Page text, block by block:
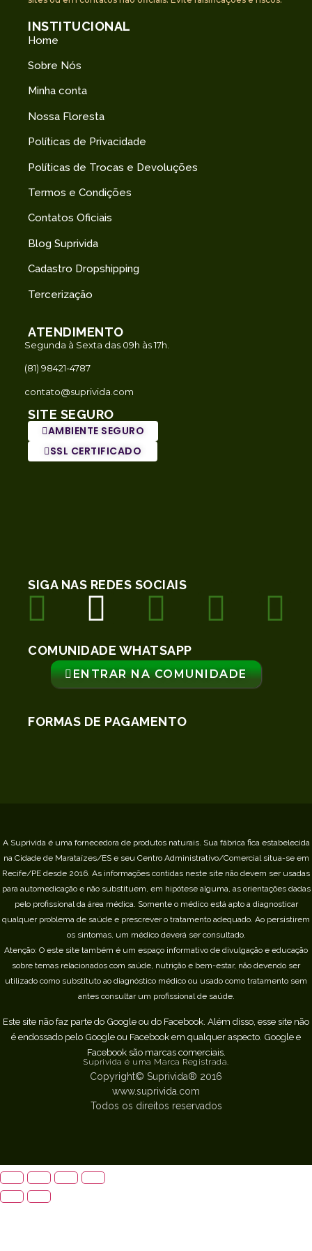
INSTITUCIONAL
Home
Sobre Nós
Minha conta
Nossa Floresta
Políticas de Privacidade
Políticas de Trocas e Devoluções
Termos e Condições
Contatos Oficiais
Blog Suprivida
Cadastro Dropshipping
Tercerização
ATENDIMENTO
Segunda à Sexta das 09h às 17h.
(81) 98421-4787
contato@suprivida.com
SITE SEGURO
AMBIENTE SEGURO
SSL CERTIFICADO
SIGA NAS REDES SOCIAIS
COMUNIDADE WHATSAPP
ENTRAR NA COMUNIDADE
FORMAS DE PAGAMENTO
A Suprivida é uma fornecedora de produtos naturais. Sua fábrica fica estabelecida
na Cidade de Marataízes/ES e seu Centro Administrativo/Comercial situa-se em
Recife/PE desde 2016. As informações contidas neste site não devem ser usadas
para automedicação e não substituem, em hipótese alguma, as orientações dadas
pelo profissional da área médica. Somente o médico está apto a diagnosticar
qualquer problema de saúde e prescrever o tratamento adequado. Ao persistirem
os sintomas, um médico deverá ser consultado.
Atenção: O este site também é um espaço informativo de divulgação e educação
sobre temas relacionados com saúde, nutrição e bem-estar, não devendo ser
utilizado como substituto ao diagnóstico médico ou usado como tratamento sem
antes consultar um profissional de saúde.
Este site não faz parte do Google ou do Facebook. Além disso, esse site não
é endossado pelo Google ou Facebook em qualquer aspecto. Google e
Facebook são marcas comerciais.
Suprivida é uma Marca Registrada.
Copyright© Suprivida® 2016
www.suprivida.com
Todos os direitos reservados